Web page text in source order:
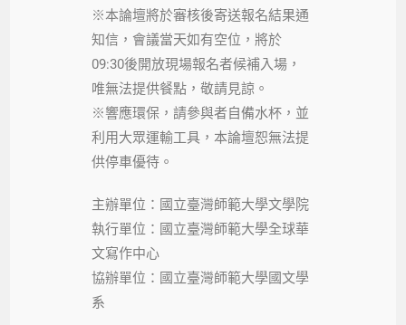
※本論壇將於審核後寄送報名結果通
知信，會議當天如有空位，將於
09:30後開放現場報名者候補入場，
唯無法提供餐點，敬請見諒。
※響應環保，請參與者自備水杯，並
利用大眾運輸工具，本論壇恕無法提
供停車優待。
主辦單位：國立臺灣師範大學文學院
執行單位：國立臺灣師範大學全球華
文寫作中心
協辦單位：國立臺灣師範大學國文學
系